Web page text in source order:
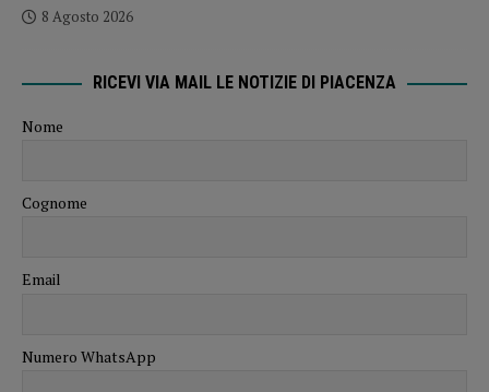
8 Agosto 2026
RICEVI VIA MAIL LE NOTIZIE DI PIACENZA
Nome
Cognome
Email
Numero WhatsApp